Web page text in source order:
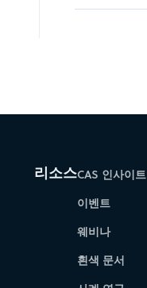
리소스CAS 인사이트
이벤트
웨비나
흰색 문서